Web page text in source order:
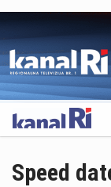
Speed